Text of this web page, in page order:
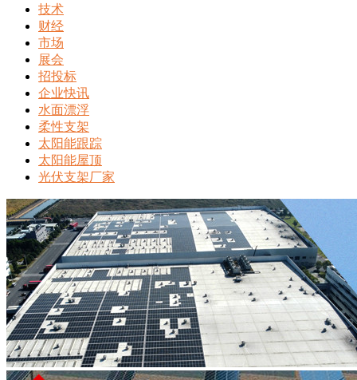
技术
财经
市场
展会
招投标
企业快讯
水面漂浮
柔性支架
太阳能跟踪
太阳能屋顶
光伏支架厂家